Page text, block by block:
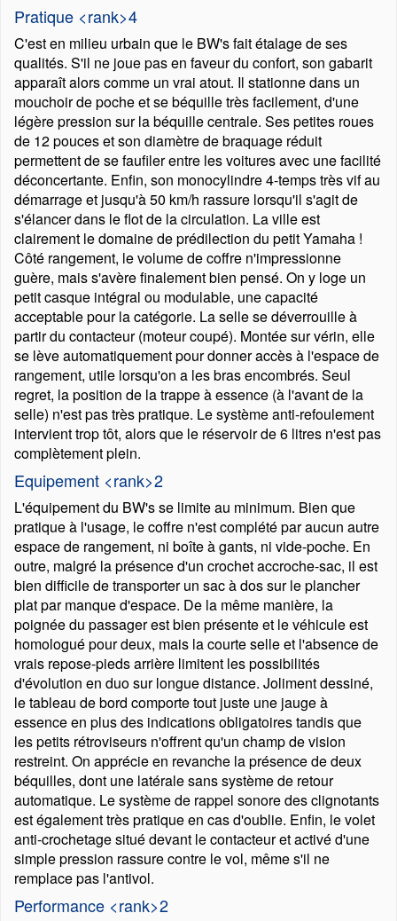
Pratique <rank>4
C'est en milieu urbain que le BW's fait étalage de ses
qualités. S'il ne joue pas en faveur du confort, son gabarit
apparaît alors comme un vrai atout. Il stationne dans un
mouchoir de poche et se béquille très facilement, d'une
légère pression sur la béquille centrale. Ses petites roues
de 12 pouces et son diamètre de braquage réduit
permettent de se faufiler entre les voitures avec une facilité
déconcertante. Enfin, son monocylindre 4-temps très vif au
démarrage et jusqu'à 50 km/h rassure lorsqu'il s'agit de
s'élancer dans le flot de la circulation. La ville est
clairement le domaine de prédilection du petit Yamaha !
Côté rangement, le volume de coffre n'impressionne
guère, mais s'avère finalement bien pensé. On y loge un
petit casque intégral ou modulable, une capacité
acceptable pour la catégorie. La selle se déverrouille à
partir du contacteur (moteur coupé). Montée sur vérin, elle
se lève automatiquement pour donner accès à l'espace de
rangement, utile lorsqu'on a les bras encombrés. Seul
regret, la position de la trappe à essence (à l'avant de la
selle) n'est pas très pratique. Le système anti-refoulement
intervient trop tôt, alors que le réservoir de 6 litres n'est pas
complètement plein.
Equipement <rank>2
L'équipement du BW's se limite au minimum. Bien que
pratique à l'usage, le coffre n'est complété par aucun autre
espace de rangement, ni boîte à gants, ni vide-poche. En
outre, malgré la présence d'un crochet accroche-sac, il est
bien difficile de transporter un sac à dos sur le plancher
plat par manque d'espace. De la même manière, la
poignée du passager est bien présente et le véhicule est
homologué pour deux, mais la courte selle et l'absence de
vrais repose-pieds arrière limitent les possibilités
d'évolution en duo sur longue distance. Joliment dessiné,
le tableau de bord comporte tout juste une jauge à
essence en plus des indications obligatoires tandis que
les petits rétroviseurs n'offrent qu'un champ de vision
restreint. On apprécie en revanche la présence de deux
béquilles, dont une latérale sans système de retour
automatique. Le système de rappel sonore des clignotants
est également très pratique en cas d'oublie. Enfin, le volet
anti-crochetage situé devant le contacteur et activé d'une
simple pression rassure contre le vol, même s'il ne
remplace pas l'antivol.
Performance <rank>2